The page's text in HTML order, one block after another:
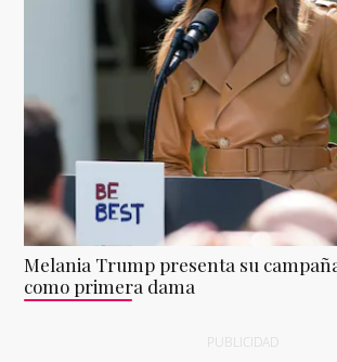
Melania Trump presenta su
como primera dama
PUBLICIDAD